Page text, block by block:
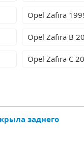
Opel Zafira
Opel Zafira B
Opel Zafira C
заднего